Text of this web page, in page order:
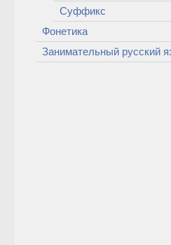
Суффикс
Фонетика
Занимательный русский